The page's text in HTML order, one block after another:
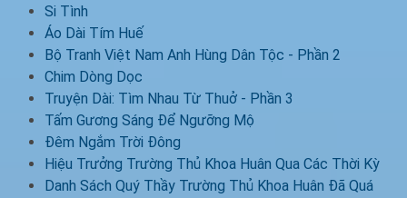
Si Tình
Áo Dài Tím Huế
Bộ Tranh Việt Nam Anh Hùng Dân Tộc - Phần 2
Chim Dòng Dọc
Truyện Dài: Tìm Nhau Từ Thuở - Phần 3
Tấm Gương Sáng Để Ngưỡng Mộ
Đêm Ngắm Trời Đông
Hiệu Trưởng Trường Thủ Khoa Huân Qua Các Thời Kỳ
Danh Sách Quý Thầy Trường Thủ Khoa Huân Đã Quá